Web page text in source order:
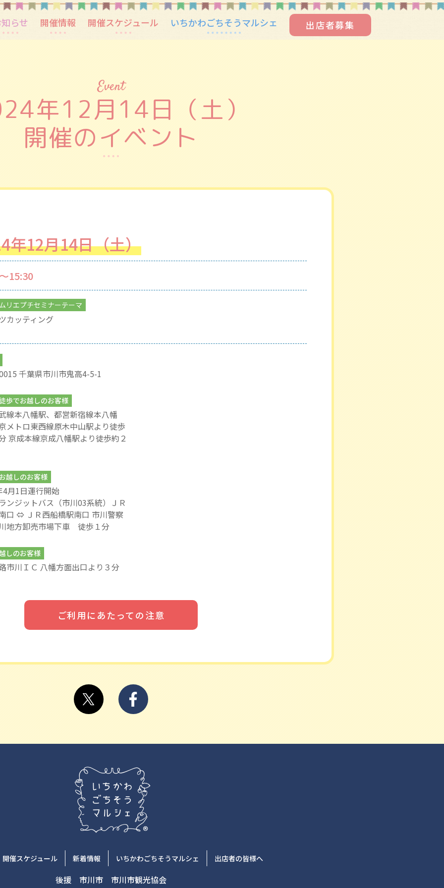
らせ 開催情報 開催スケジュール いちかわごちそうマルシェ 出店者募集
Event
年12月14日（土）
開催のイベント
年12月14日（土）
15:30
リエプチセミナーテーマ
カッティング
千葉県市川市鬼高4-5-1
歩でお越しのお客様
線本八幡駅、都営新宿線本八幡
メトロ東西線原木中山駅より徒歩
京成本線京成八幡駅より徒歩約２
越しのお客様
4月1日運行開始
ンジットバス（市川03系統）ＪＲ
口 ⇔ ＪＲ西船橋駅南口 市川警察
地方卸売市場下車 徒歩１分
しのお客様
市川ＩＣ 八幡方面出口より３分
ご利用にあたっての注意
開催スケジュール 新着情報 いちかわごちそうマルシェ 出店者の皆様へ
後援 市川市 市川市観光協会